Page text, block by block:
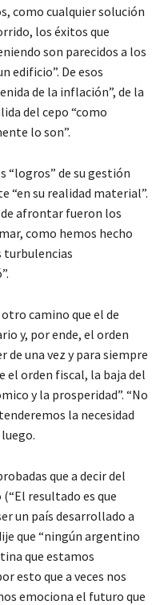
como cualquier solución
los éxitos que
son parecidos a los
edificio”. De esos
de la inflación”, de la
del cepo “como
lo son”.
“logros” de su gestión
“en su realidad material”.
de afrontar fueron los
como hemos hecho
turbulencias
camino que el de
y, por ende, el orden
de una vez y para siempre
el orden fiscal, la baja del
y la prosperidad”. “No
la necesidad
que a decir del
resultado es que
un país desarrollado a
que “ningún argentino
que estamos
esto que a veces nos
emociona el futuro que